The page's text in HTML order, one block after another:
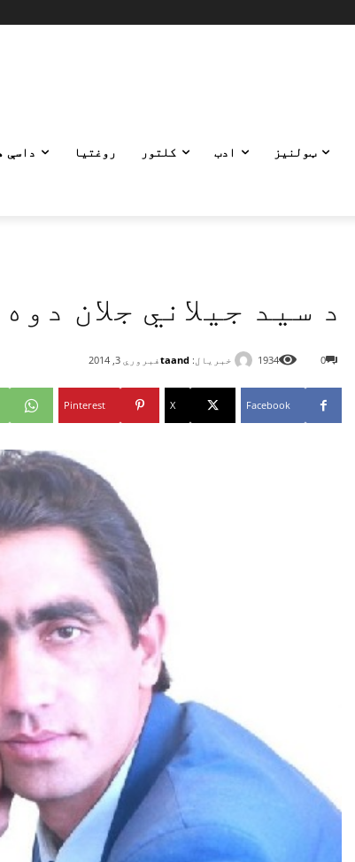
ټولنیز ادب کلتور روغتیا داسې
د سید جیلاني جلان
خبریال: taandفبروري 3, 2014 0
1934
Facebook
X
Pinterest